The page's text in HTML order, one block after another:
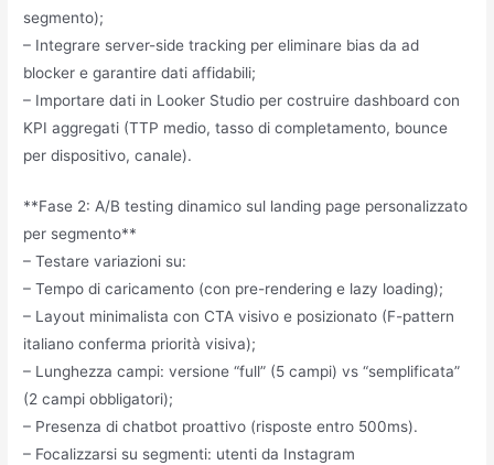
segmento);
– Integrare server-side tracking per eliminare bias da ad
blocker e garantire dati affidabili;
– Importare dati in Looker Studio per costruire dashboard con
KPI aggregati (TTP medio, tasso di completamento, bounce
per dispositivo, canale).
**Fase 2: A/B testing dinamico sul landing page personalizzato
per segmento**
– Testare variazioni su:
– Tempo di caricamento (con pre-rendering e lazy loading);
– Layout minimalista con CTA visivo e posizionato (F-pattern
italiano conferma priorità visiva);
– Lunghezza campi: versione “full” (5 campi) vs “semplificata”
(2 campi obbligatori);
– Presenza di chatbot proattivo (risposte entro 500ms).
– Focalizzarsi su segmenti: utenti da Instagram